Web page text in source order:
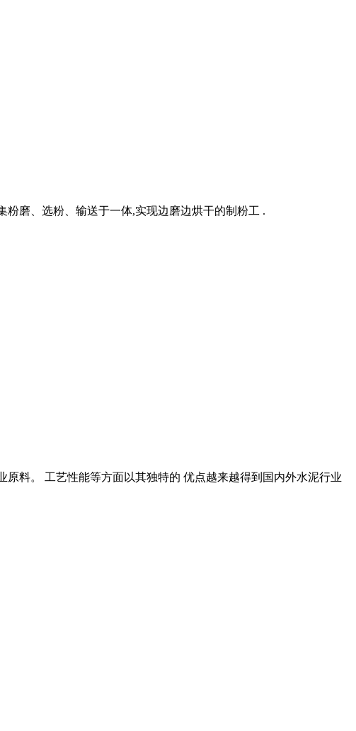
磨、选粉、输送于一体,实现边磨边烘干的制粉工 .
料。 工艺性能等方面以其独特的 优点越来越得到国内外水泥行业